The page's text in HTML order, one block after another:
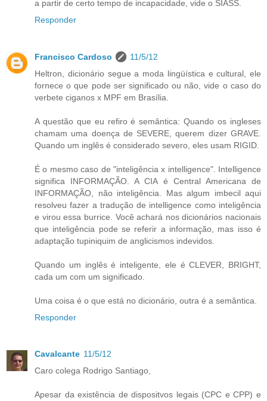
a partir de certo tempo de incapacidade, vide o SIASS.
Responder
Francisco Cardoso
11/5/12
Heltron, dicionário segue a moda lingüística e cultural, ele
fornece o que pode ser significado ou não, vide o caso do
verbete ciganos x MPF em Brasília.
A questão que eu refiro é semântica: Quando os ingleses
chamam uma doença de SEVERE, querem dizer GRAVE.
Quando um inglês é considerado severo, eles usam RIGID.
É o mesmo caso de "inteligência x intelligence". Intelligence
significa INFORMAÇÃO. A CIA é Central Americana de
INFORMAÇÃO, não inteligência. Mas algum imbecil aqui
resolveu fazer a tradução de intelligence como inteligência
e virou essa burrice. Você achará nos dicionários nacionais
que inteligência pode se referir a informação, mas isso é
adaptação tupiniquim de anglicismos indevidos.
Quando um inglês é inteligente, ele é CLEVER, BRIGHT,
cada um com um significado.
Uma coisa é o que está no dicionário, outra é a semântica.
Responder
Cavalcante 11/5/12
Caro colega Rodrigo Santiago,
Apesar da existência de dispositvos legais (CPC e CPP) e